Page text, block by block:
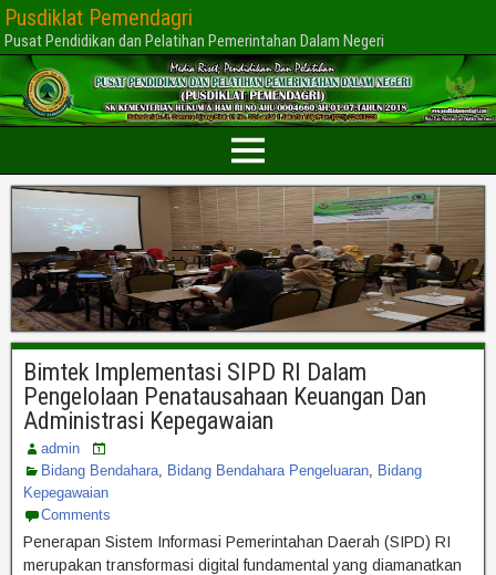
Pusdiklat Pemendagri
Pusat Pendidikan dan Pelatihan Pemerintahan Dalam Negeri
Bimtek Implementasi SIPD RI Dalam
Pengelolaan Penatausahaan Keuangan Dan
Administrasi Kepegawaian
admin
Bidang Bendahara Bidang Bendahara Pengeluaran Bidang
Kepegawaian
Comments
Penerapan Sistem Informasi Pemerintahan Daerah (SIPD) RI
merupakan transformasi digital fundamental yang diamanatkan